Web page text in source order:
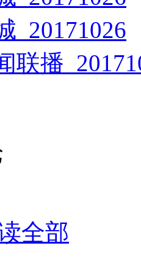
_20171026
联播
全部